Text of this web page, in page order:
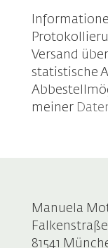
Versand
statistische
meiner
Manuela
Falkenstraße
81541